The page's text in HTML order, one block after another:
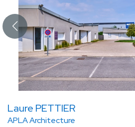
Laure PETTIER
APLA Architecture